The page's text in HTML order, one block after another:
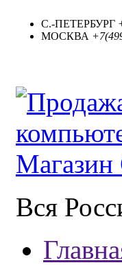
С.-ПЕТЕРБУРГ
МОСКВА
Вся